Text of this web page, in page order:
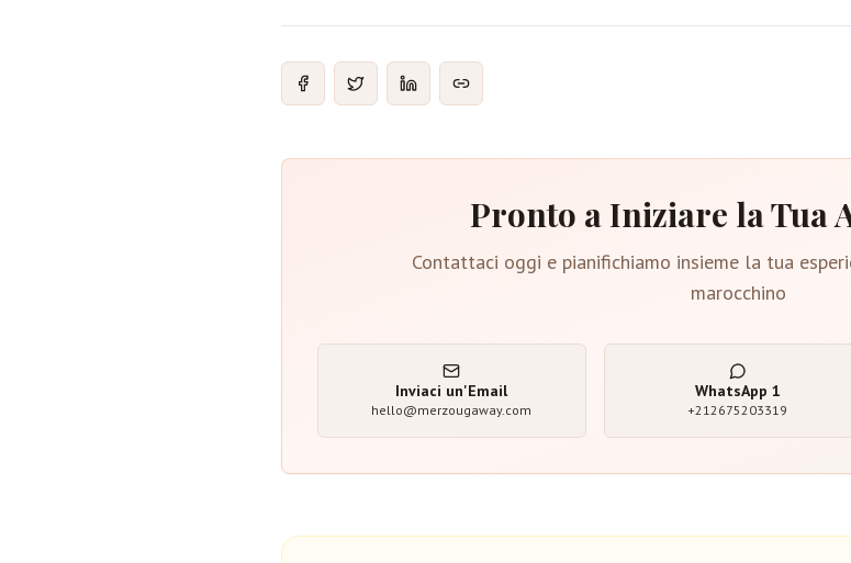
Pronto a Iniziare la Tua
Contattaci oggi e pianifichiamo insieme la tua
marocchino
Inviaci un'Email
hello@merzougaway.com
WhatsApp 1
+212675203319